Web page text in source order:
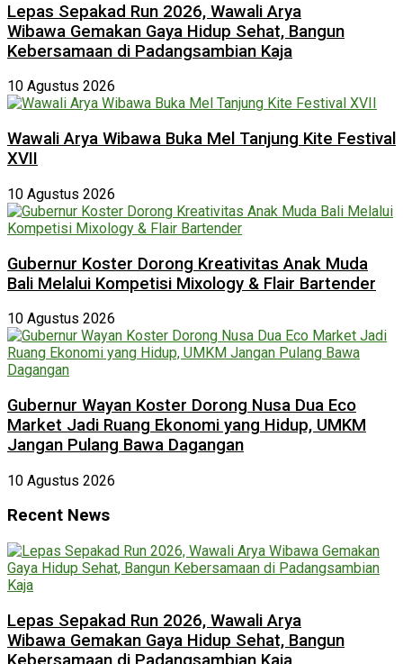
Lepas Sepakad Run 2026, Wawali Arya
Wibawa Gemakan Gaya Hidup Sehat, Bangun
Kebersamaan di Padangsambian Kaja
10 Agustus 2026
Wawali Arya Wibawa Buka Mel Tanjung Kite Festival
XVII
10 Agustus 2026
Gubernur Koster Dorong Kreativitas Anak Muda
Bali Melalui Kompetisi Mixology & Flair Bartender
10 Agustus 2026
Gubernur Wayan Koster Dorong Nusa Dua Eco
Market Jadi Ruang Ekonomi yang Hidup, UMKM
Jangan Pulang Bawa Dagangan
10 Agustus 2026
Recent News
Lepas Sepakad Run 2026, Wawali Arya
Wibawa Gemakan Gaya Hidup Sehat, Bangun